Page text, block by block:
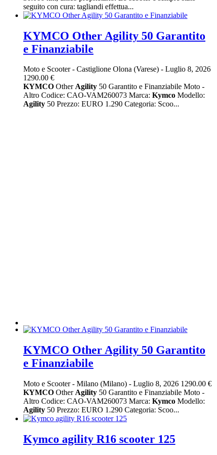
seguito con cura: tagliandi effettua...
KYMCO Other Agility 50 Garantito
e Finanziabile
Moto e Scooter- Castiglione Olona (Varese) - Luglio 8, 2026
1290.00 €
KYMCO OtherAgility 50 Garantito e Finanziabile Moto -
Altro Codice: CAO-VAM260073 Marca: Kymco Modello:
Agility 50 Prezzo: EURO 1.290 Categoria: Scoo...
KYMCO Other Agility 50 Garantito
e Finanziabile
Moto e Scooter- Milano (Milano) - Luglio 8, 2026 1290.00 €
KYMCO Other Agility 50 Garantito e Finanziabile Moto -
Altro Codice: CAO-VAM260073 Marca: Kymco Modello:
Agility 50 Prezzo: EURO 1.290 Categoria: Scoo...
Kymco agility R16 scooter 125